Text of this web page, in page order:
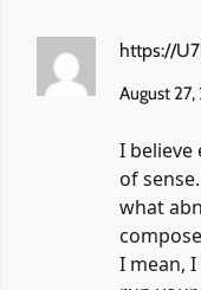
https://
August
I believe
of
what
I mean,